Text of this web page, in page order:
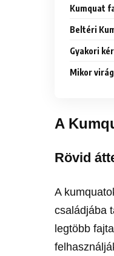
Kumquat
Beltéri
Gyakori
Mikor
A
Rövid
A
családjába
legtöbb